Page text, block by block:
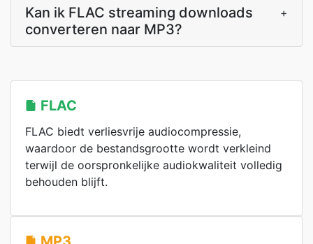
Kan ik FLAC streaming downloads
converteren naar MP3?
+
FLAC
FLAC biedt verliesvrije audiocompressie,
waardoor de bestandsgrootte wordt verkleind
terwijl de oorspronkelijke audiokwaliteit volledig
behouden blijft.